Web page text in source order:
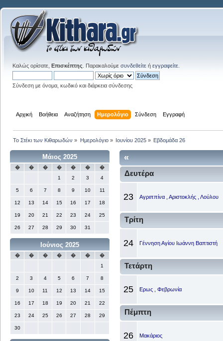
Καλώς ορίσατε, Επισκέπτης . Παρακαλούμε συνδεθείτε ή εγγραφείτε
Σύνδεση με όνομα, κωδικό και διάρκεια σύνδεσης
Αρχική Βοήθεια Αναζήτηση Ημερολόγιο Σύνδεση Εγγραφή
Το Στέκι των Κιθαρωδών » Ημερολόγιο» Ιουνίου 2025» Εβδομάδα 26
Μάιος 2025
� � � � � �
�
1
2 3 4
5 6 7 8 9 10 11
12 13 14 15 16 17 18
19 20 21 22 23 24 25
26 27 28 29 30 31
Ιούνιος 2025
� � � � � �
�
1
2 3 4 5 6 7 8
9 10 11 12 13 14 15
16 17 18 19 20 21 22
23 24 25 26 27 28 29
30
«
Δευτέρα
23 Αγριππίνα , Αριστοκλής , Λούλου
Τρίτη
24 Γέννηση Αγίου Ιωάννη Βαπτιστή
Τετάρτη
25 Ερως , Φεβρωνία
Πέμπτη
26 Μακάριος